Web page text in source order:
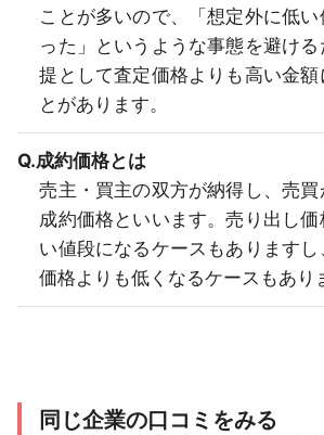
ことが多いので、「想定外に低い
った」というような事態を避け
提として査定価格よりも高い金額
とがあります。
Q.成約価格とは
売主・買主の双方が納得し、売
成約価格といいます。売り出し
い値段になるケースもあります
価格よりも低くなるケースもあり
同じ企業の口コミをみる